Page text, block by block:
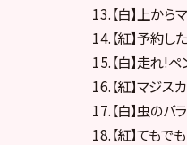
13.【白】上から
14.【紅】予約し
15.【白】走れ!ペ
16.【紅】マジス
17.【白】虫のバ
18.【紅】てもで